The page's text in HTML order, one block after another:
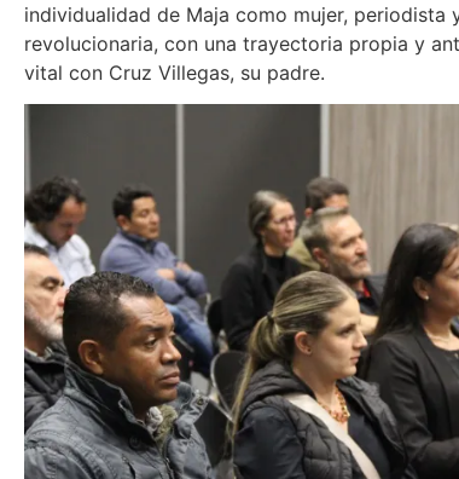
individualidad de Maja como mujer, periodista
revolucionaria, con una trayectoria propia y
vital con Cruz Villegas, su padre.